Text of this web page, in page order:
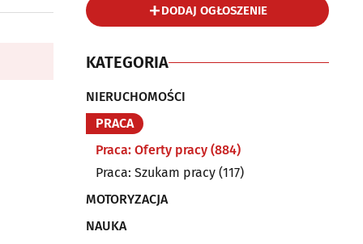
DODAJ OGŁOSZENIE
KATEGORIA
NIERUCHOMOŚCI
PRACA
Praca: Oferty pracy (884)
Praca: Szukam pracy (117)
MOTORYZACJA
NAUKA